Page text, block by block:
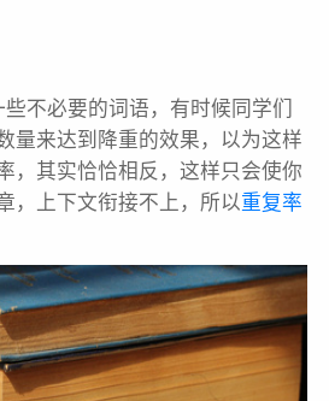
不必要的词语，有时候同学们
量来达到降重的效果，以为这样
，其实恰恰相反，这样只会使你
，上下文衔接不上，所以重复率